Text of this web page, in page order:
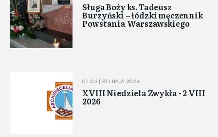
Sługa Boży ks. Tadeusz
Burzyński – łódzki męczennik
Powstania Warszawskiego
07:05 | 31 LIPCA 2026
XVIII Niedziela Zwykła - 2 VIII
2026